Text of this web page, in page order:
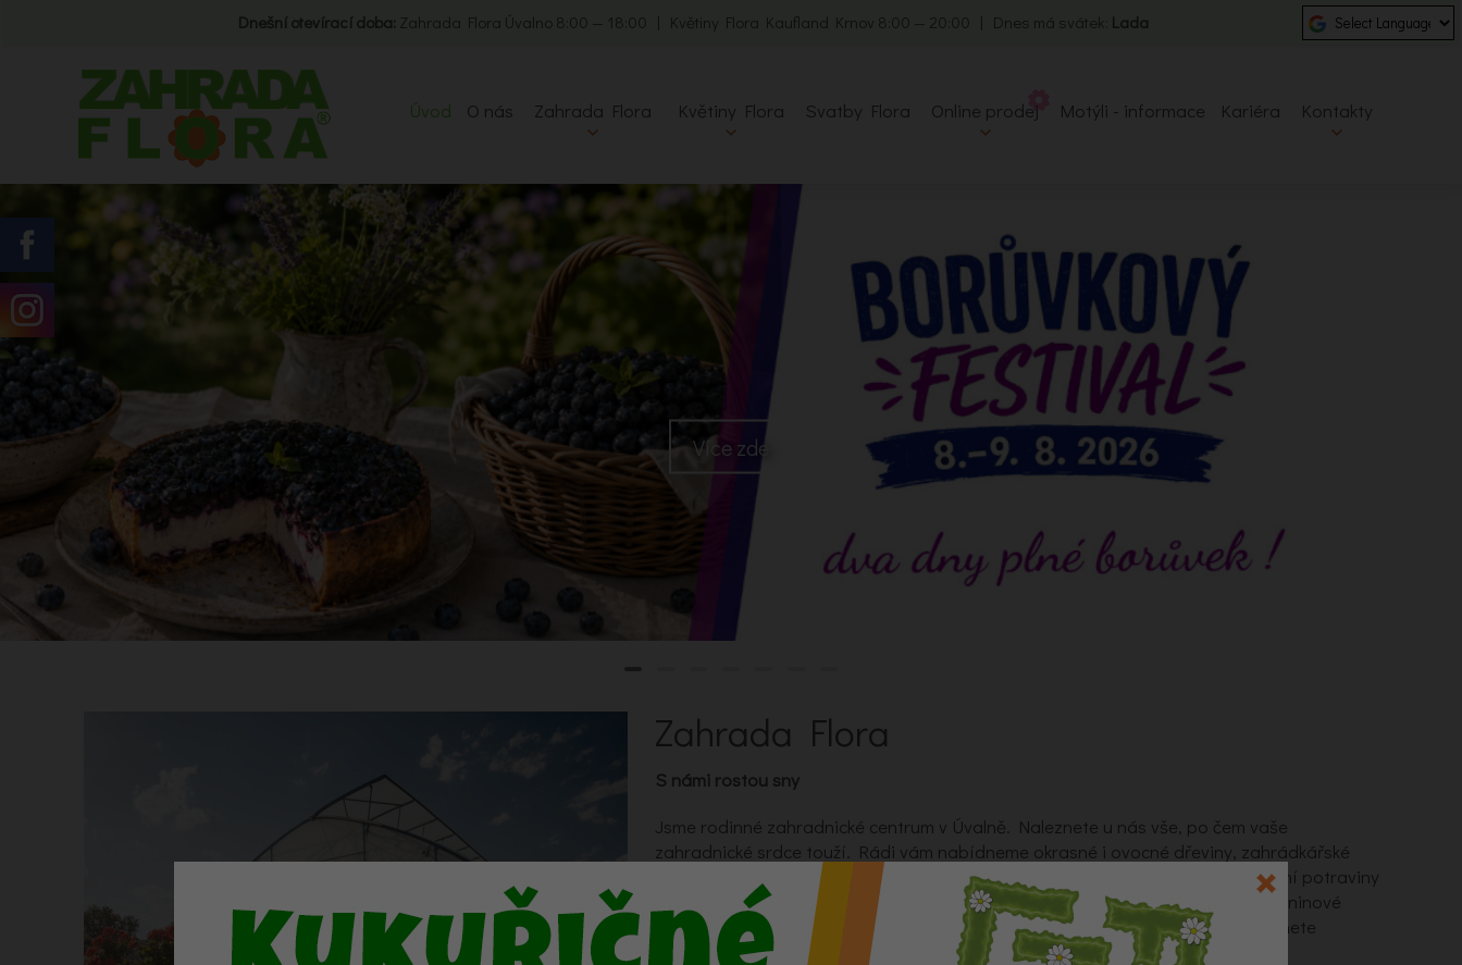
Dnešní otevírací doba: Zahrada Flora Úvalno 8:00 — 18:00 | Květiny Flora Kaufland Krnov 8:00 — 20:00 | Dnes má svátek: Lada
Úvod O nás Zahrada Flora Květiny Flora Svatby Flora Online prodej Motýli - informace Kariéra Kontakty
Více zde
Zahrada Flora
S námi rostou sny
Jsme rodinné zahradnické centrum v Úvalně. Naleznete u nás vše, po čem vaše
zahradnické srdce touží. Rádi vám nabídneme okrasné i ovocné dřeviny, zahrádkářské
potřeby, substráty, ale také i čerstvé řezané květiny, originální dekorace, kvalitní potraviny
a hlavně milý úsměv a osobní přístup. Rovněž prodáváme široký sortiment zeleninové
přísady, balkonových rostlin i krásných letniček. Závěrem roku u nás vždy naleznete
podzimní aranžmá a dušičkovou vazbu i řezané vánoční stromečky.